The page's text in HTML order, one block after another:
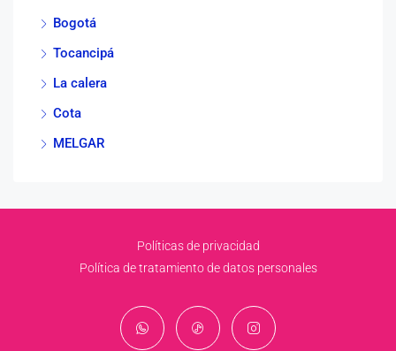
Bogotá
Tocancipá
La calera
Cota
MELGAR
Políticas de privacidad
Política de tratamiento de datos personales